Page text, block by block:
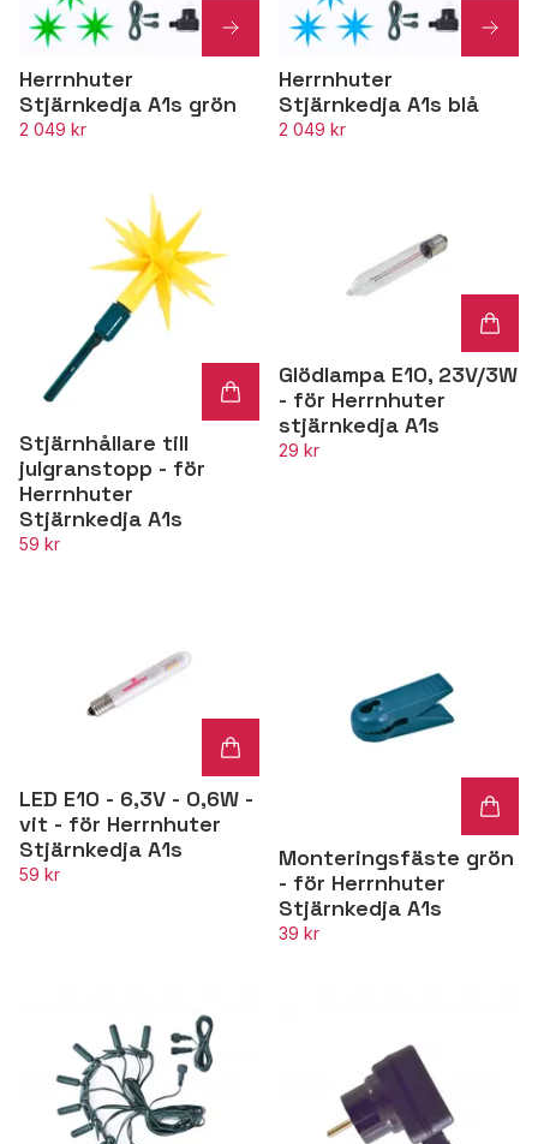
Herrnhuter
Stjärnkedja A1s grön
2 049 kr
Herrnhuter
Stjärnkedja A1s blå
2 049 kr
Stjärnhållare till
julgranstopp - för
Herrnhuter
Stjärnkedja A1s
59 kr
Glödlampa E10, 23V/3W
- för Herrnhuter
stjärnkedja A1s
29 kr
LED E10 - 6,3V - 0,6W -
vit - för Herrnhuter
Stjärnkedja A1s
59 kr
Monteringsfäste grön
- för Herrnhuter
Stjärnkedja A1s
39 kr